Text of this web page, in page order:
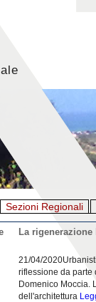
Sezioni Regionali
La
21/04/
riflessione da parte
Domenico Moccia.
dell'architettura